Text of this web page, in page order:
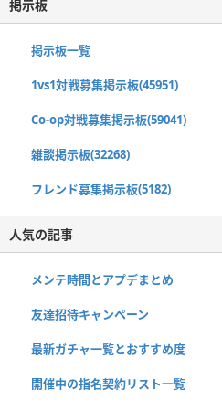
掲示板
掲示板一覧
1vs1対戦募集掲示板(45951)
Co-op対戦募集掲示板(59041)
雑談掲示板(32268)
フレンド募集掲示板(5182)
人気の記事
メンテ時間とアプデまとめ
友達招待キャンペーン
最新ガチャ一覧とおすすめ度
開催中の指名契約リスト一覧